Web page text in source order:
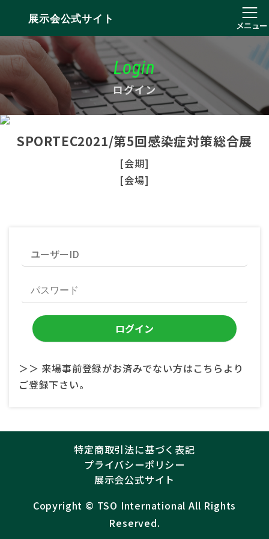
展示会公式サイト
メニュー
Login
ログイン
SPORTEC2021/第5回感染症対策総合展
[会期]
[会場]
＞＞ 来場事前登録がお済みでない方はこちらより
ご登録下さい。
特定商取引法に基づく表記
プライバシーポリシー
展示会公式サイト
Copyright ©︎ TSO International All Rights
Reserved.